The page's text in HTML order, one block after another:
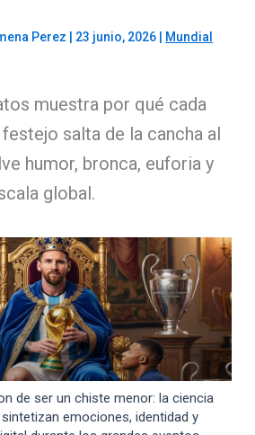
Perez 23 junio, 2026 Mundial
muestra por qué cada
salta de la cancha al
humor, bronca, euforia y
global.
de ser un chiste menor: la ciencia
emociones, identidad y